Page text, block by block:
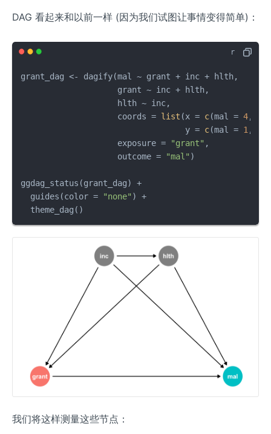
DAG 看起来和以前一样 (因为我们试图让事情变得简单)：
grant_dag <- dagify(mal ~ grant + inc + hlth,
                    grant
~ inc + hlth,
                    hlth
~ inc,
                    coords
= list (x = c(mal = 4,
                                  y
= c(mal = 1,
                    exposure
= "grant" ,
                    outcome
= "mal" )
ggdag_status (grant_dag)
+
  guides
(color = "none" )
+
  theme_dag
( )
我们将这样测量这些节点：